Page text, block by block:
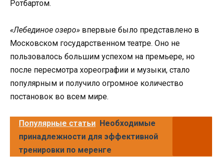
Ротбартом.
«Лебединое озеро» впервые было представлено в
Московском государственном театре. Оно не
пользовалось большим успехом на премьере, но
после пересмотра хореографии и музыки, стало
популярным и получило огромное количество
постановок во всем мире.
Популярные статьи Необходимые
принадлежности для эффективной
тренировки по меренге